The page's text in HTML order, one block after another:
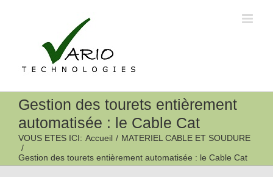
Gestion des tourets entièrement
automatisée : le Cable Cat
VOUS ETES ICI: Accueil / MATERIEL CABLE ET SOUDURE
/
Gestion des tourets entièrement automatisée : le Cable Cat